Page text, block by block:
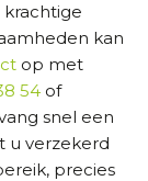
kan
op met
54 of
snel een
u verzekerd
precies